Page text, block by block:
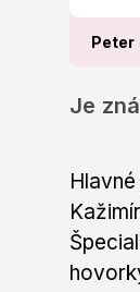
Peter
Je